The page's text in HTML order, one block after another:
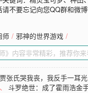
不要忘记向您QQ群和微博
师 / 邪神的世界游戏 /
张氏哭我丧，我反手一耳光
、斗罗绝世：成了霍雨浩金手